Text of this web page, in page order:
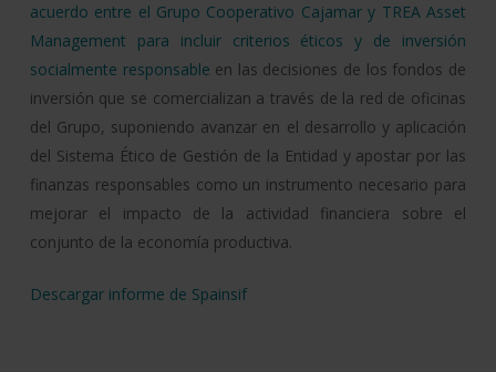
acuerdo entre el Grupo Cooperativo Cajamar y TREA Asset
Management para incluir criterios éticos y de inversión
socialmente responsable en las decisiones de los fondos de
inversión que se comercializan a través de la red de oficinas
del Grupo, suponiendo avanzar en el desarrollo y aplicación
del Sistema Ético de Gestión de la Entidad y apostar por las
finanzas responsables como un instrumento necesario para
mejorar el impacto de la actividad financiera sobre el
conjunto de la economía productiva.
Descargar informe de Spainsif